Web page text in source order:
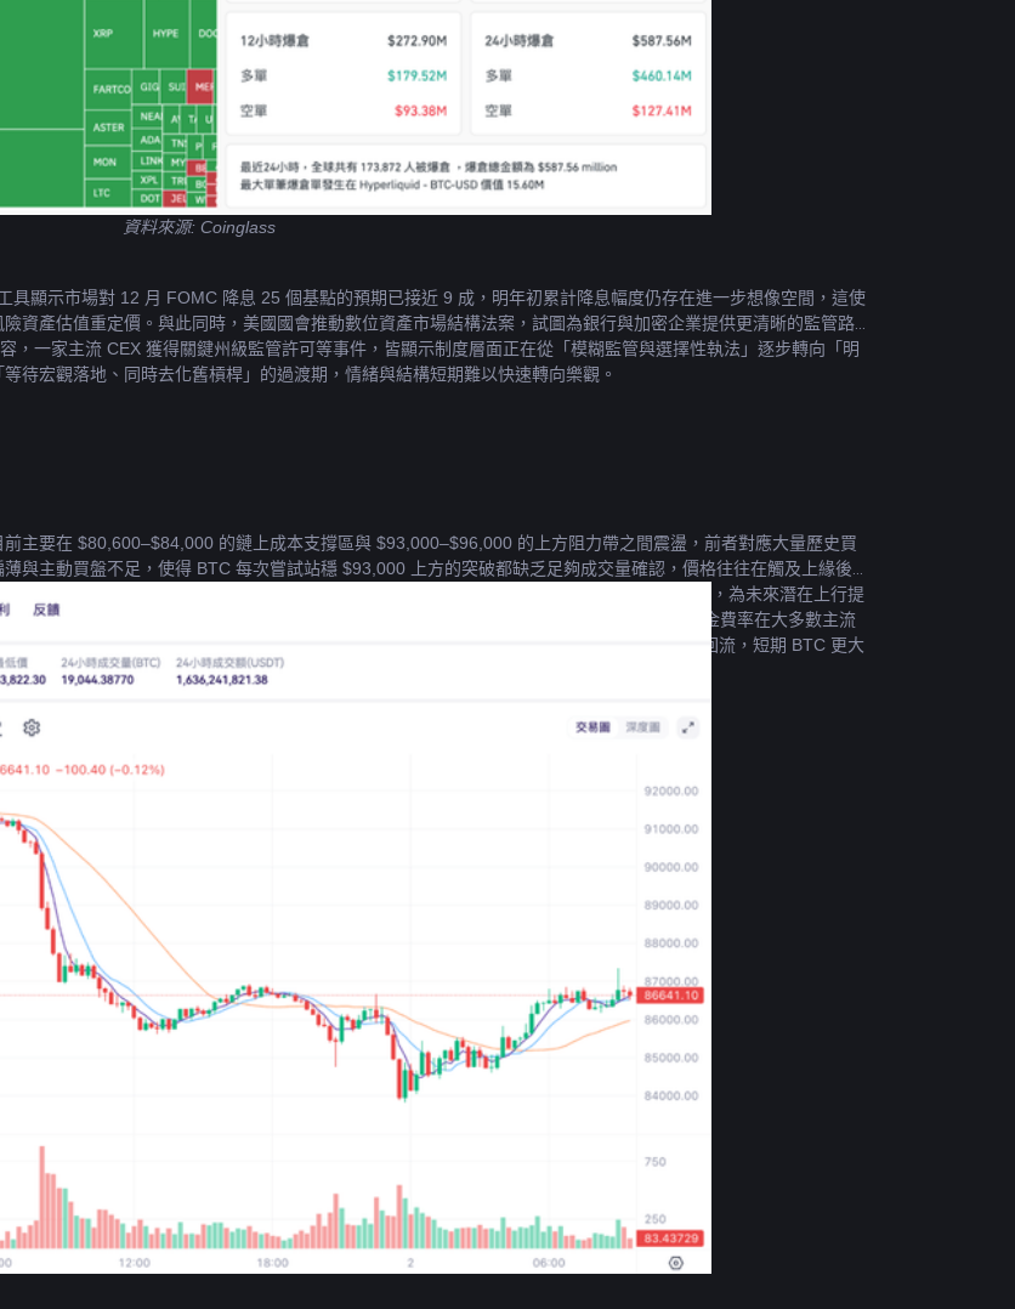
資料來源: Coinglass
具顯示市場對 12 月 FOMC 降息 25 個基點的預期已接近 9 成，明年初累計降息幅度仍存在進一步想像空間，這使
資產估值重定價。與此同時，美國國會推動數位資產市場結構法案，試圖為銀行與加密企業提供更清晰的監管路
一家主流 CEX 獲得關鍵州級監管許可等事件，皆顯示制度層面正在從「模糊監管與選擇性執法」逐步轉向「明
待宏觀落地、同時去化舊槓桿」的過渡期，情緒與結構短期難以快速轉向樂觀。
主要在 $80,600–$84,000 的鏈上成本支撐區與 $93,000–$96,000 的上方阻力帶之間震盪，前者對應大量歷史買
與主動買盤不足，使得 BTC 每次嘗試站穩 $93,000 上方的突破都缺乏足夠成交量確認，價格往往在觸及上緣後再
，穩定幣儲備與 BTC 比例處於偏極端水準，顯示場內仍潛藏大量尚未進場的穩定幣「乾粉」，為未來潛在上行提
傾向維持觀望。衍生品層面，在歷經數輪大額多頭清算後，未平倉量（OI）自高位回落，資金費率在大多數主流
更接近「降低槓桿、保留選擇權」的防禦姿態。綜合來看，除非宏觀催化或現貨買盤有明顯回流，短期 BTC 更大
的利率與流動性指引。